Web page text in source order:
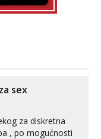
sex
za diskretna
, po mogućnosti